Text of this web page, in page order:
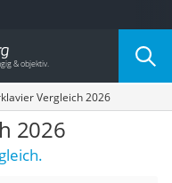
Vergleich 2026
2026